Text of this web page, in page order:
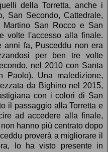
della Torretta, anche i
San Secondo, Cattedrale,
Martino San Rocco e San
volte l'accesso alla finale.
anni fa, Pusceddu non era
per ben tre volte
nel 2010 con Santa
Una maledizione,
da Bighino nel 2015,
con i colori di San
il passaggio alla Torretta e
ad accedere alla finale,
hanno più centrato dopo
proverà a migliorare il
lo ha visto presente in